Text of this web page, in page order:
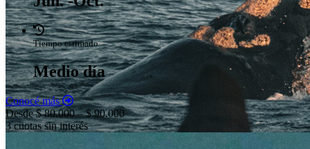
Tiempo estimado
Medio día
Conocé más
Desde $ 80.000 – $ 90.000
3 cuotas sin interés